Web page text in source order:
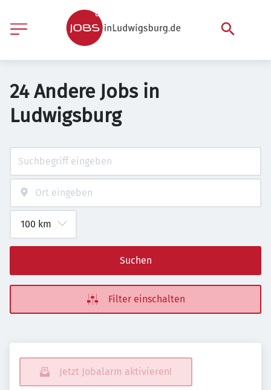
24 Andere Jobs in
Ludwigsburg
Suchen
Filter einschalten
Jetzt Jobalarm aktivieren!